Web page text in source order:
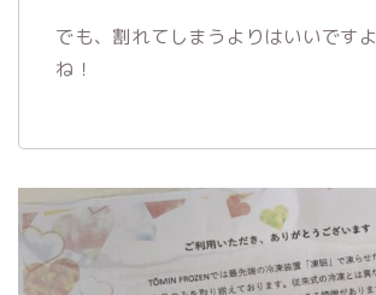
でも、割れてしまうよりはいいですよ
ね！